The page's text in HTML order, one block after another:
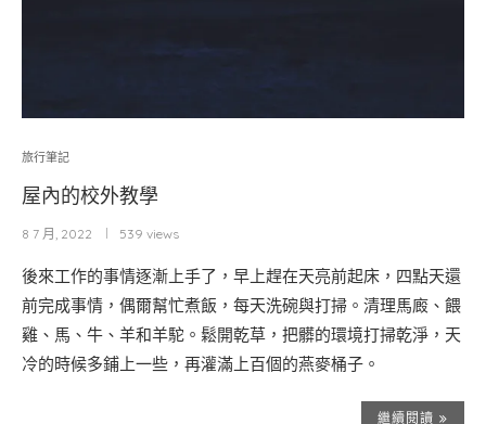
旅行筆記
屋內的校外教學
8 7 月, 2022 539 views
後來工作的事情逐漸上手了，早上趕在天亮前起床，四點天還
前完成事情，偶爾幫忙煮飯，每天洗碗與打掃。清理馬廄、餵
雞、馬、牛、羊和羊駝。鬆開乾草，把髒的環境打掃乾淨，天
冷的時候多鋪上一些，再灌滿上百個的燕麥桶子。
繼續閱讀